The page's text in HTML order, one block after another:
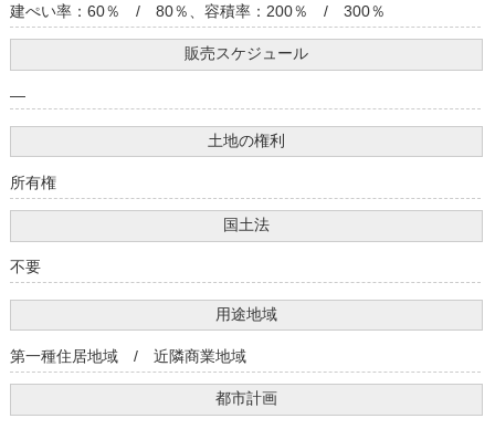
建ぺい率：60％ / 80％、容積率：200％ / 300％
販売スケジュール
―
土地の権利
所有権
国土法
不要
用途地域
第一種住居地域 / 近隣商業地域
都市計画